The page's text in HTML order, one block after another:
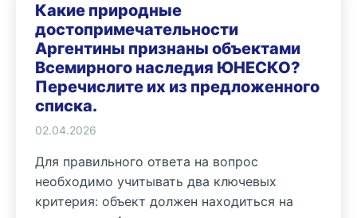
Какие природные
достопримечательности
Аргентины признаны объектами
Всемирного наследия ЮНЕСКО?
Перечислите их из предложенного
списка.
02.04.2026
Для правильного ответа на вопрос
необходимо учитывать два ключевых
критерия: объект должен находиться на